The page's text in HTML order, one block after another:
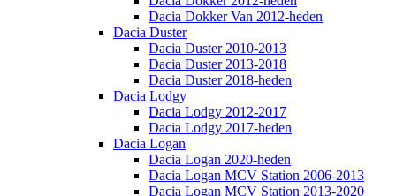
Dacia Dokker Van 2012-heden
Dacia Duster
Dacia Duster 2010-2013
Dacia Duster 2013-2018
Dacia Duster 2018-heden
Dacia Lodgy
Dacia Lodgy 2012-2017
Dacia Lodgy 2017-heden
Dacia Logan
Dacia Logan 2020-heden
Dacia Logan MCV Station 2006-2013
Dacia Logan MCV Station 2013-2020